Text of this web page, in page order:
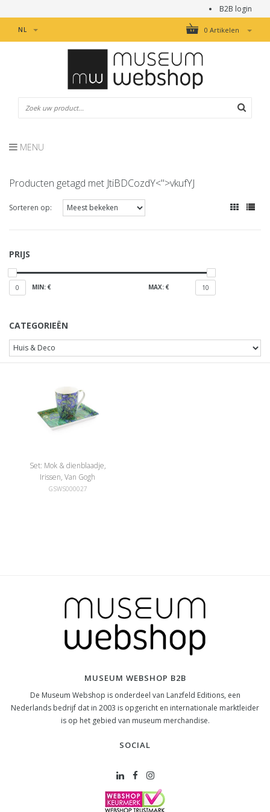
B2B login
0 Artikelen
NL
MENU
Producten getagd met JtiBDCozdY<">vkufYJ
Sorteren op:
PRIJS
0 MIN: € MAX: € 10
CATEGORIEËN
Set: Mok & dienblaadje,
Irissen, Van Gogh
GSWS000027
MUSEUM WEBSHOP B2B
De Museum Webshop is onderdeel van Lanzfeld Editions, een
Nederlands bedrijf dat in 2003 is opgericht en internationale marktleider
is op het gebied van museum merchandise.
SOCIAL